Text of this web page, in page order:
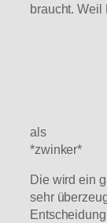
braucht. Weil
als
*zwinker*
Die wird ein
sehr